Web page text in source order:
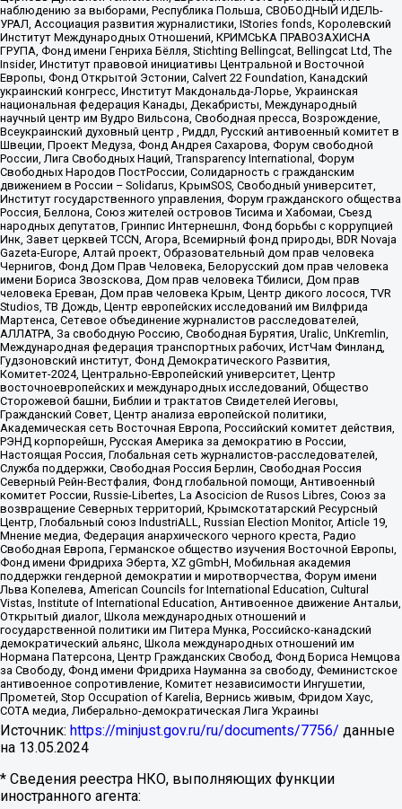
наблюдению за выборами, Республика Польша, СВОБОДНЫЙ ИДЕЛЬ-
УРАЛ, Ассоциация развития журналистики, IStories fonds, Королевский
Институт Международных Отношений, КРИМСЬКА ПРАВОЗАХИСНА
ГРУПА, Фонд имени Генриха Бёлля, Stichting Bellingcat, Bellingcat Ltd, The
Insider, Институт правовой инициативы Центральной и Восточной
Европы, Фонд Открытой Эстонии, Calvert 22 Foundation, Канадский
украинский конгресс, Институт Макдональда-Лорье, Украинская
национальная федерация Канады, Декабристы, Международный
научный центр им Вудро Вильсона, Свободная пресса, Возрождение,
Всеукраинский духовный центр , Риддл, Русский антивоенный комитет в
Швеции, Проект Медуза, Фонд Андрея Сахарова, Форум свободной
России, Лига Свободных Наций, Transparеncy International, Форум
Свободных Народов ПостРоссии, Солидарность с гражданским
движением в России – Solidarus, КрымSOS, Свободный университет,
Институт государственного управления, Форум гражданского общества
Россия, Беллона, Союз жителей островов Тисима и Хабомаи, Съезд
народных депутатов, Гринпис Интернешнл, Фонд борьбы с коррупцией
Инк, Завет церквей TCCN, Агора, Всемирный фонд природы, BDR Novaja
Gazeta-Europe, Алтай проект, Образовательный дом прав человека
Чернигов, Фонд Дом Прав Человека, Белорусский дом прав человека
имени Бориса Звозскова, Дом прав человека Тбилиси, Дом прав
человека Ереван, Дом прав человека Крым, Центр дикого лосося, TVR
Studios, ТВ Дождь, Центр европейских исследований им Вилфрида
Мартенса, Сетевое объединение журналистов расследователей,
АЛЛАТРА, За свободную Россию, Свободная Бурятия, Uralic, UnKremlin,
Международная федерация транспортных рабочих, ИстЧам Финланд,
Гудзоновский институт, Фонд Демократического Развития,
Комитет-2024, Центрально-Европейский университет, Центр
восточноевропейских и международных исследований, Общество
Сторожевой башни, Библии и трактатов Свидетелей Иеговы,
Гражданский Совет, Центр анализа европейской политики,
Академическая сеть Восточная Европа, Российский комитет действия,
РЭНД корпорейшн, Русская Америка за демократию в России,
Настоящая Россия, Глобальная сеть журналистов-расследователей,
Служба поддержки, Свободная Россия Берлин, Свободная Россия
Северный Рейн-Вестфалия, Фонд глобальной помощи, Антивоенный
комитет России, Russie-Libertes, La Asocicion de Rusos Libres, Союз за
возвращение Северных территорий, Крымскотатарский Ресурсный
Центр, Глобальный союз IndustriALL, Russian Election Monitor, Article 19,
Мнение медиа, Федерация анархического черного креста, Радио
Свободная Европа, Германское общество изучения Восточной Европы,
Фонд имени Фридриха Эберта, XZ gGmbH, Мобильная академия
поддержки гендерной демократии и миротворчества, Форум имени
Льва Копелева, American Councils for International Education, Cultural
Vistas, Institute of International Education, Антивоенное движение Антальи,
Открытый диалог, Школа международных отношений и
государственной политики им Питера Мунка, Российско-канадский
демократический альянс, Школа международных отношений им
Нормана Патерсона, Центр Гражданских Свобод, Фонд Бориса Немцова
за Свободу, Фонд имени Фридриха Науманна за свободу, Феминистское
антивоенное сопротивление, Комитет независимости Ингушетии,
Прометей, Stop Occupation of Karelia, Вернись живым, Фридом Хаус,
СОТА медиа, Либерально-демократическая Лига Украины
Источник: https://minjust.gov.ru/ru/documents/7756/ данные
на 13.05.2024
* Сведения реестра НКО, выполняющих функции
иностранного агента: